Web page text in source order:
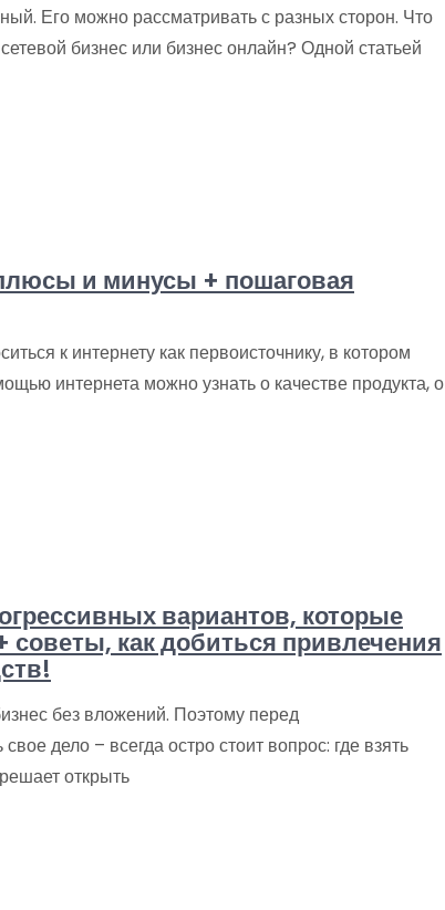
Его можно рассматривать с разных сторон. Что
бизнес или бизнес онлайн? Одной статьей
и минусы + пошаговая
к интернету как первоисточнику, в котором
интернета можно узнать о качестве продукта, о
вариантов, которые
как добиться привлечения
без вложений. Поэтому перед
дело – всегда остро стоит вопрос: где взять
открыть